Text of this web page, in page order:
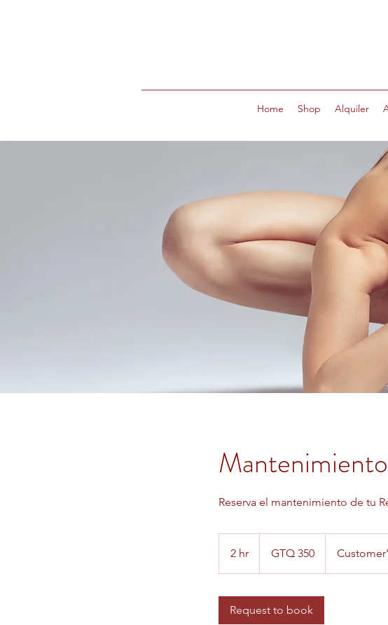
Home Shop Alquiler
Reserva el mantenimiento de tu
2 hr
h
quetzals
GTQ 350
Request to book